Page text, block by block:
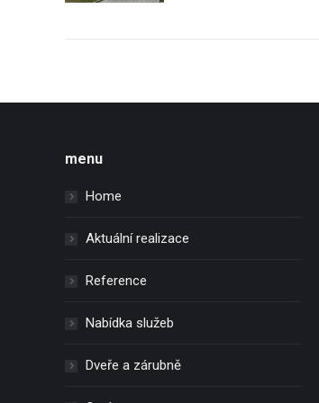
menu
Home
Aktuální realizace
Reference
Nabídka služeb
Dveře a zárubně